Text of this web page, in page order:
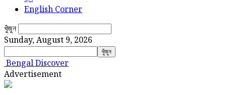
English Corner
খুঁজুন
Sunday, August 9, 2026
Bengal Discover
Advertisement